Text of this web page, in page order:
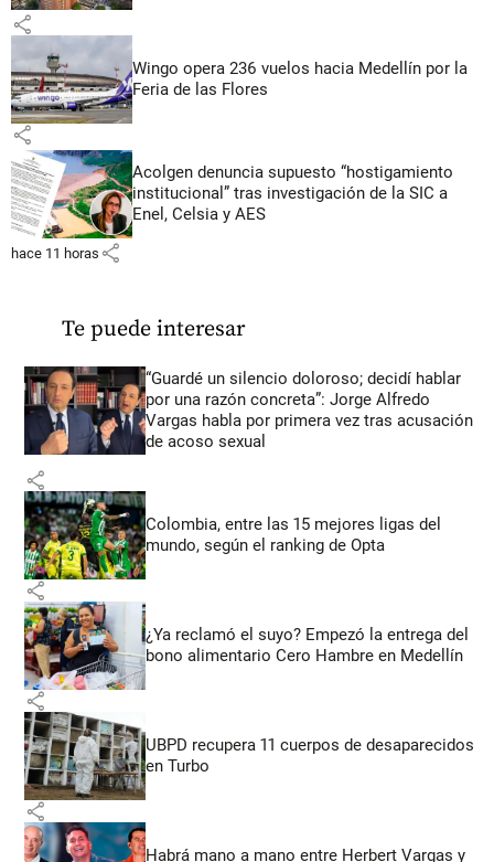
share
Wingo opera 236 vuelos hacia Medellín por la
Feria de las Flores
share
Acolgen denuncia supuesto “hostigamiento
institucional” tras investigación de la SIC a
Enel, Celsia y AES
hace 11 horas share
Te puede interesar
“Guardé un silencio doloroso; decidí hablar
por una razón concreta”: Jorge Alfredo
Vargas habla por primera vez tras acusación
de acoso sexual
share
Colombia, entre las 15 mejores ligas del
mundo, según el ranking de Opta
share
¿Ya reclamó el suyo? Empezó la entrega del
bono alimentario Cero Hambre en Medellín
share
UBPD recupera 11 cuerpos de desaparecidos
en Turbo
share
Habrá mano a mano entre Herbert Vargas y